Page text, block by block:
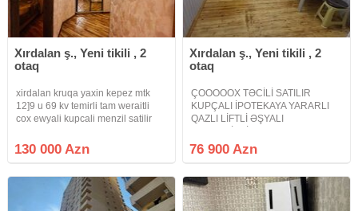
Xırdalan ş., Yeni tikili , 2
otaq
xirdalan kruqa yaxin kepez mtk
12]9 u 69 kv temirli tam weraitli
cox ewyali kupcali menzil satilir
130 000 Azn
Xırdalan ş., Yeni tikili , 2
otaq
ÇOOOOOX TƏCİLİ SATILIR
KUPÇALI İPOTEKAYA YARARLI
QAZLI LİFTLİ ƏŞYALI
- Sumqayıt yolunun kənarında
Riyad ticarət mərkəzi ilə üzbəüz
Şəhərciyində tamtəmirli əşyalı
76 900 Azn